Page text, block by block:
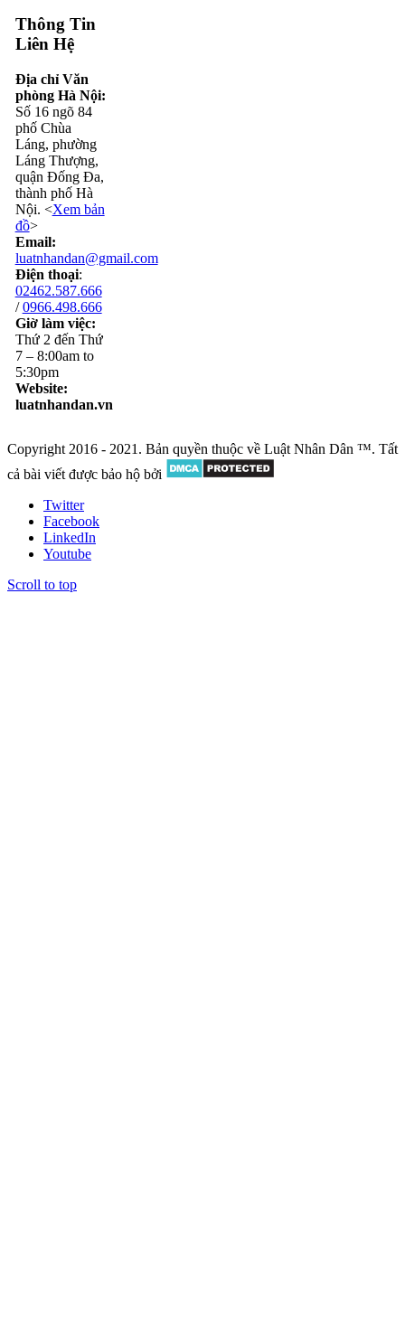
Thông Tin
Liên Hệ
Địa chỉ Văn
phòng Hà Nội:
Số 16 ngõ 84
phố Chùa
Láng, phường
Láng Thượng,
quận Đống Đa,
thành phố Hà
Nội. <Xem bản
đồ>
Email:
luatnhandan@gmail.com
Điện thoại:
02462.587.666
/0966.498.666
Giờ làm việc:
Thứ 2 đến Thứ
7 – 8:00am to
5:30pm
Website:
luatnhandan.vn
Copyright 2016 - 2021. Bản quyền thuộc về Luật Nhân Dân ™. Tất
cả bài viết được bảo hộ bởi
Twitter
Facebook
LinkedIn
Youtube
Scroll to top